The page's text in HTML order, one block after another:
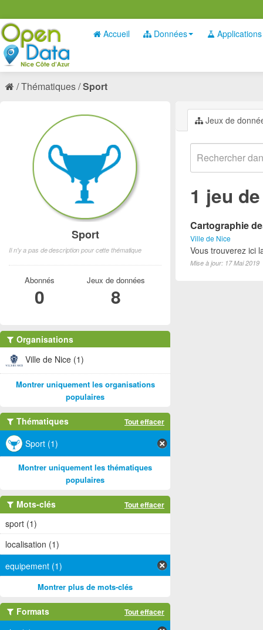
Accueil Données Applications
Thématiques Sport
Jeux de
1 jeu
Cartographie
Ville de Nice
Vous trouverez ici
Mise à jour: 17 Mai 2019
Sport
Il n'y a pas de description pour cette thématique
Abonnés
0
Jeux de données
8
Organisations
Ville de Nice (1)
Montrer uniquement les organisations
populaires
Thématiques Tout effacer
Sport (1)
Montrer uniquement les thématiques
populaires
Mots-clés Tout effacer
sport (1)
localisation (1)
equipement (1)
Montrer plus de mots-clés
Formats Tout effacer